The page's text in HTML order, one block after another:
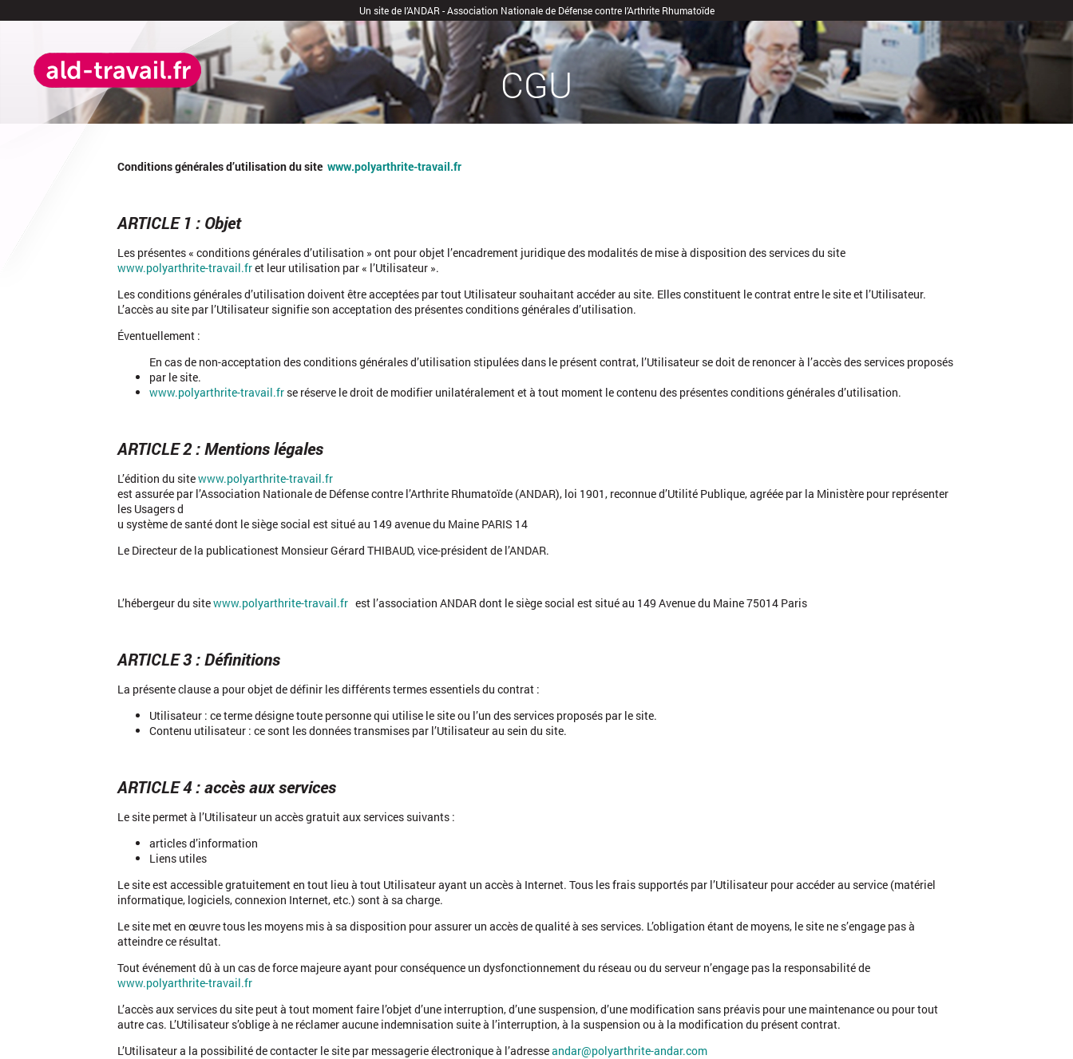
Un site de l’ANDAR - Association Nationale de Défense contre l’Arthrite Rhumatoïde
CGU
Conditions générales d’utilisation du site www.polyarthrite-travail.fr
ARTICLE 1 : Objet
Les présentes « conditions générales d’utilisation » ont pour objet l’encadrement juridique des modalités de mise à disposition des services du site
www.polyarthrite-travail.fret leur utilisation par « l’Utilisateur ».
Les conditions générales d’utilisation doivent être acceptées par tout Utilisateur souhaitant accéder au site. Elles constituent le contrat entre le site et l’Utilisateur.
L’accès au site par l’Utilisateur signifie son acceptation des présentes conditions générales d’utilisation.
Éventuellement :
En cas de non-acceptation des conditions générales d’utilisation stipulées dans le présent contrat, l’Utilisateur se doit de renoncer à l’accès des services proposés
par le site.
www.polyarthrite-travail.fr se réserve le droit de modifier unilatéralement et à tout moment le contenu des présentes conditions générales d’utilisation.
ARTICLE 2 : Mentions légales
L’édition du sitewww.polyarthrite-travail.fr
est assurée par l’Association Nationale de Défense contre l’Arthrite Rhumatoïde (ANDAR), loi 1901, reconnue d’Utilité Publique, agréée par la Ministère pour représenter
les Usagers d
u système de santé dont le siège social est situé au 149 avenue du Maine PARIS 14
Le Directeur de la publicationest Monsieur Gérard THIBAUD, vice-président de l’ANDAR.
L’hébergeur du sitewww.polyarthrite-travail.fr est l’association ANDAR dont le siège social est situé au 149 Avenue du Maine 75014 Paris
ARTICLE 3 : Définitions
La présente clause a pour objet de définir les différents termes essentiels du contrat :
Utilisateur : ce terme désigne toute personne qui utilise le site ou l’un des services proposés par le site.
Contenu utilisateur : ce sont les données transmises par l’Utilisateur au sein du site.
ARTICLE 4 : accès aux services
Le site permet à l’Utilisateur un accès gratuit aux services suivants :
articles d’information
Liens utiles
Le site est accessible gratuitement en tout lieu à tout Utilisateur ayant un accès à Internet. Tous les frais supportés par l’Utilisateur pour accéder au service (matériel
informatique, logiciels, connexion Internet, etc.) sont à sa charge.
Le site met en œuvre tous les moyens mis à sa disposition pour assurer un accès de qualité à ses services. L’obligation étant de moyens, le site ne s’engage pas à
atteindre ce résultat.
Tout événement dû à un cas de force majeure ayant pour conséquence un dysfonctionnement du réseau ou du serveur n’engage pas la responsabilité de
www.polyarthrite-travail.fr
L’accès aux services du site peut à tout moment faire l’objet d’une interruption, d’une suspension, d’une modification sans préavis pour une maintenance ou pour tout
autre cas. L’Utilisateur s’oblige à ne réclamer aucune indemnisation suite à l’interruption, à la suspension ou à la modification du présent contrat.
L’Utilisateur a la possibilité de contacter le site par messagerie électronique à l’adresseandar@polyarthrite-andar.com